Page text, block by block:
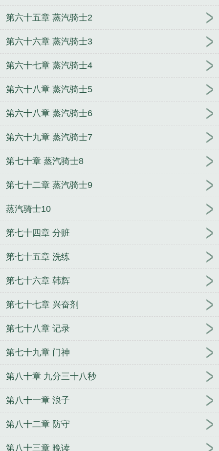
第六十五章 蒸汽骑士2
第六十六章 蒸汽骑士3
第六十七章 蒸汽骑士4
第六十八章 蒸汽骑士5
第六十八章 蒸汽骑士6
第六十九章 蒸汽骑士7
第七十章 蒸汽骑士8
第七十二章 蒸汽骑士9
蒸汽骑士10
第七十四章 分赃
第七十五章 洗练
第七十六章 韩辉
第七十七章 兴奋剂
第七十八章 记录
第七十九章 门神
第八十章 九分三十八秒
第八十一章 浪子
第八十二章 防守
第八十三章 晚读